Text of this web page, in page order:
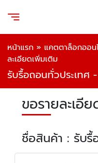
หน้าแรก » แคตตาล็อกออน
ละเอียดเพิ่มเติม
รับรื้อถอนทั่วประเทศ
ขอรายละเอี
ชื่อสินค้า : รับรื้